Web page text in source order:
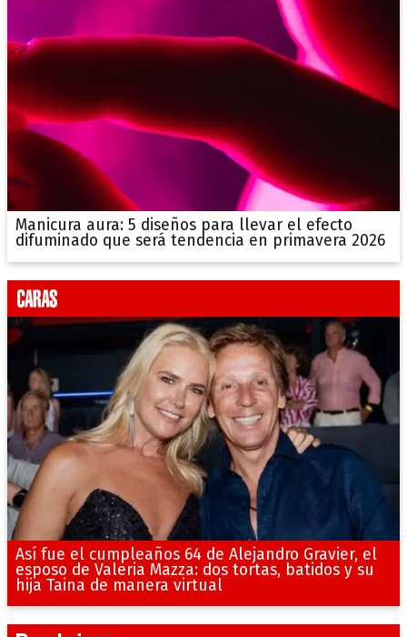
Manicura aura: 5 diseños para llevar el efecto
difuminado que será tendencia en primavera 2026
Así fue el cumpleaños 64 de Alejandro Gravier, el
esposo de Valeria Mazza: dos tortas, batidos y su
hija Taina de manera virtual